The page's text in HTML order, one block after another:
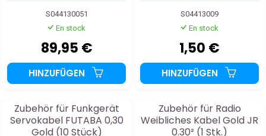
S044130051
En stock
89,95 €
HINZUFÜGEN
S04413009
En stock
1,50 €
HINZUFÜGEN
Zubehör für Funkgerät
Servokabel FUTABA 0,30
Gold (10 Stück)
Zubehör für Radio
Weibliches Kabel Gold JR
0.30² (1 Stk.)